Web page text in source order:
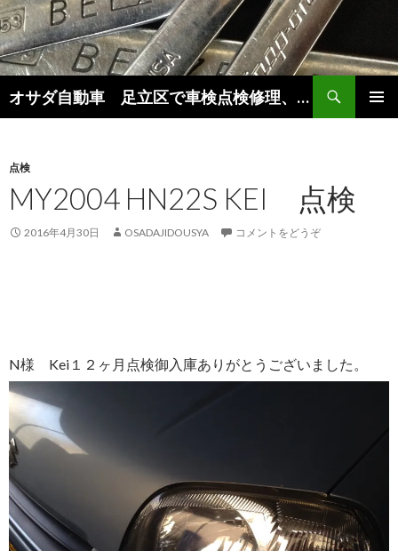
オサダ自動車 足立区で車検点検修理、新車中古車販売をしています。
索
ン
ツ
へ
動
点検
MY2004 HN22S KEI 点検
2016年4月30日 OSADAJIDOUSYA コメントをどうぞ
N様 Kei１２ヶ月点検御入庫ありがとうございました。